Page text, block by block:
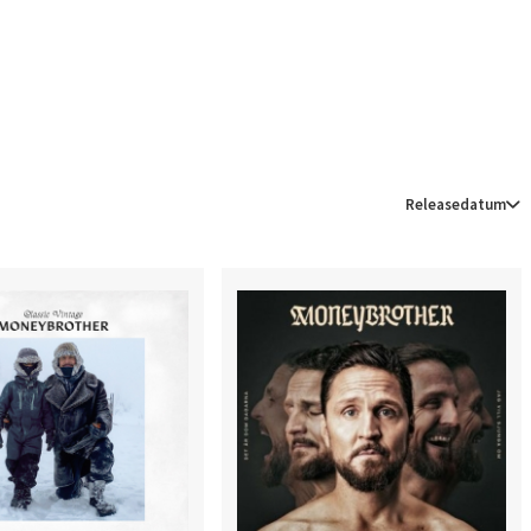
Releasedatum